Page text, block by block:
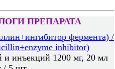
ПРЕПАРАТА
фермента) /
inhibitor)
и инъекций 1200 мг, 20 мл